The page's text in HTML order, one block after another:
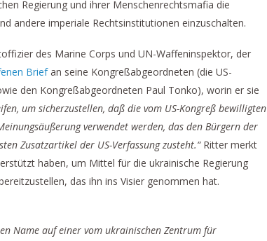
Regierung und ihrer Menschenrechtsmafia die
andere imperiale Rechtsinstitutionen einzuschalten.
des Marine Corps und UN-Waffeninspektor, der
Briefan seine Kongreßabgeordneten (die US-
den Kongreßabgeordneten Paul Tonko), worin er sie
um sicherzustellen, daß die vom US-Kongreß bewilligten
verwendet werden, das den Bürgern der
Zusatzartikel der US-Verfassung zusteht.“Ritter merkt
haben, um Mittel für die ukrainische Regierung
das ihn ins Visier genommen hat.
Name auf einer vom ukrainischen Zentrum für